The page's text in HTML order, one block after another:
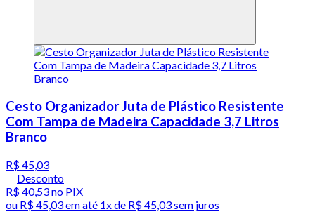
Cesto Organizador Juta de Plástico Resistente
Com Tampa de Madeira Capacidade 3,7 Litros
Branco
R$ 45,03
Desconto
R$ 40,53no PIX
ou R$ 45,03em até 1x de R$ 45,03sem juros